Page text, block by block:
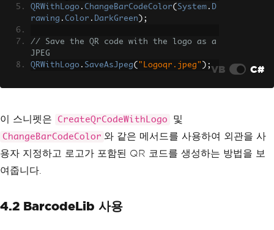
QRWithLogo . ChangeBarCodeColor( System . D
rawing . Color . DarkGreen );
// Save the QR code with the logo as a
JPEG
QRWithLogo . SaveAsJpeg( "Logoqr.jpeg" );VB C#
이 스니펫은 CreateQrCodeWithLogo 및
ChangeBarCodeColor 와 같은 메서드를 사용하여 외관을 사
용자 지정하고 로고가 포함된 QR 코드를 생성하는 방법을 보
여줍니다.
4.2 BarcodeLib 사용